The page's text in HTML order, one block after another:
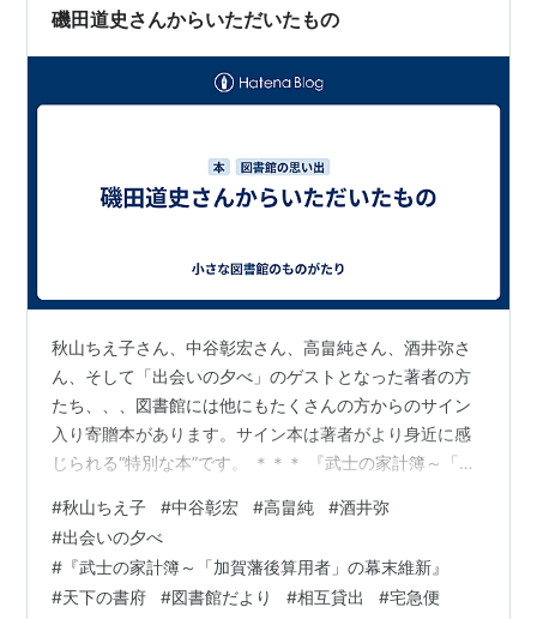
英語で表示してあるのも今風。
磯田道史さんからいただいたもの
秋山ちえ子さん、中谷彰宏さん、高畠純さん、酒井弥さ
ん、そして「出会いの夕べ」のゲストとなった著者の方
たち、、、図書館には他にもたくさんの方からのサイン
入り寄贈本があります。サイン本は著者がより身近に感
じられる“特別な本”です。 ＊＊＊ 『武士の家計簿～「加
手に入れたもの。会場で購入した一冊を手に、講演会の
あとで（ちょっと勇気を出しました）図書館長と歓談さ
れているお部屋を訪ねました。岸本館長さんが小さな図
書館をとてもあたたかく紹介してくださいました。当時
#秋山ちえ子 #中谷彰宏 #高畠純 #酒井弥
#出会いの夕べ
# 『武士の家計簿～「加賀藩後算用者」の幕末維新』
#天下の書府 #図書館だより #相互貸出 #宅急便